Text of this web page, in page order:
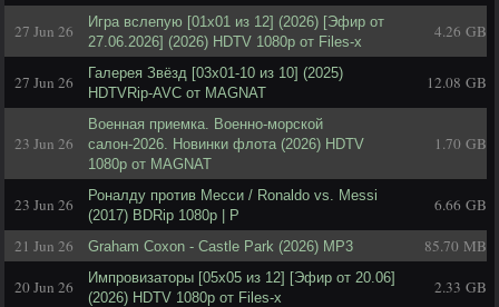
27 Jun 26
Игра вслепую [01x01 из 12] (2026) [Эфир от
27.06.2026] (2026) HDTV 1080р от Files-x
4.26 GB
27 Jun 26
Галерея Звёзд [03x01-10 из 10] (2025)
HDTVRip-AVC от MAGNAT
12.08 GB
23 Jun 26
Военная приемка. Военно-морской
салон-2026. Новинки флота (2026) HDTV
1080p от MAGNAT
1.70 GB
23 Jun 26
Роналду против Месси / Ronaldo vs. Messi
(2017) BDRip 1080p | P
6.66 GB
21 Jun 26 Graham Coxon - Castle Park (2026) MP3 85.70 MB
20 Jun 26
Импровизаторы [05x05 из 12] [Эфир от 20.06]
(2026) HDTV 1080р от Files-x
2.33 GB